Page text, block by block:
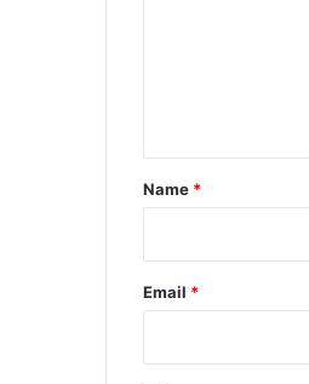
*
Name *
Email *